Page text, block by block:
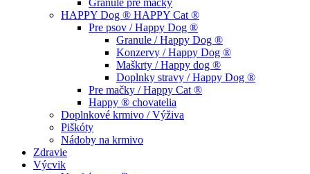
HAPPY Dog ® HAPPY Cat ®
Pre psov / Happy Dog ®
Granule / Happy Dog ®
Konzervy / Happy Dog ®
Maškrty / Happy dog ®
Doplnky stravy / Happy Dog ®
Pre mačky / Happy Cat ®
Happy ® chovatelia
Doplnkové krmivo / Výživa
Piškóty
Nádoby na krmivo
Zdravie
Výcvik